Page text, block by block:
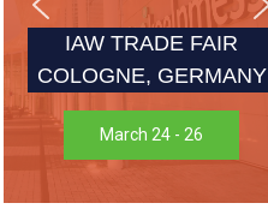
IAW TRADE FAIR
COLOGNE, GERMANY
March 24 - 26